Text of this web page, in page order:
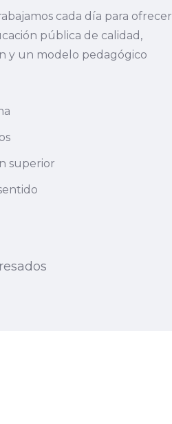
cada día para ofrecer
pública de calidad,
y un modelo pedagógico
superior